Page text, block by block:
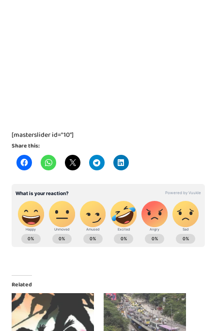
[masterslider id="10"]
Share this:
Related